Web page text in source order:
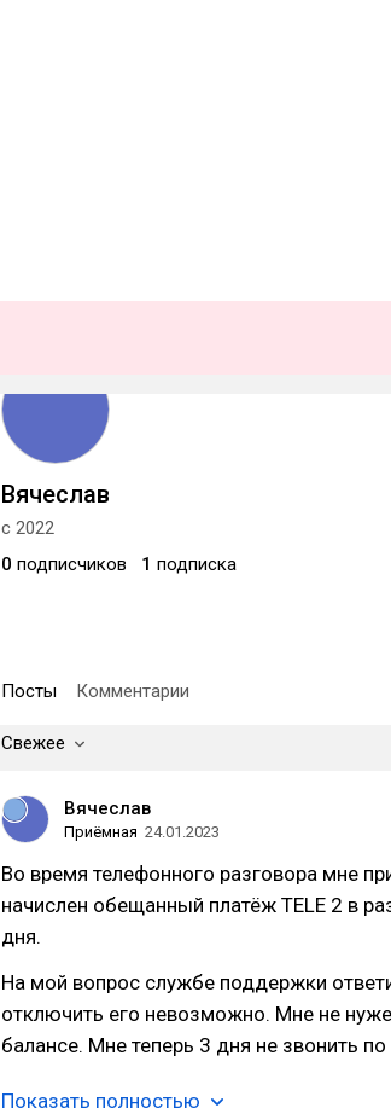
Вячеслав
с 2022
0 подписчиков 1 подписка
Посты Комментарии
Свежее
Вячеслав
Приёмная 24.01.2023
Во время телефонного разговора мне
начислен обещанный платёж TELE 2 в
дня.
На мой вопрос службе поддержки
отключить его невозможно. Мне не
балансе. Мне теперь 3 дня не звонить
Показать полностью